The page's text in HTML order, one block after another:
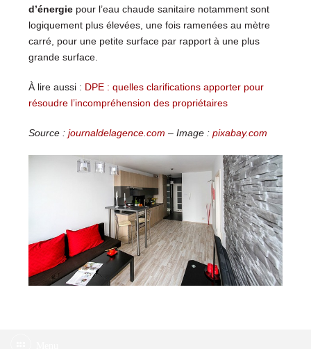
d’énergiepour l’eau chaude sanitaire notamment sont
logiquement plus élevées, une fois ramenées au mètre
carré, pour une petite surface par rapport à une plus
grande surface.
À lire aussi : DPE : quelles clarifications apporter pour
résoudre l’incompréhension des propriétaires
Source : journaldelagence.com – Image : pixabay.com